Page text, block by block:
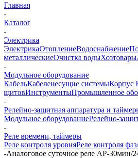
Главная
-
Каталог
-
Электрика
ЭлектрикаОтоплениеВодоснабжение
металлическиеОчистка водыХозтовары
-
Модульное оборудование
КабельКабеленесущие системыКорпус
щитовИнструментыПромышленное
-
Релейно-защитная аппаратура и
Модульное оборудованиеРелейно-
-
Реле времени, таймеры
Реле контроля уровняРеле контроля
-Аналоговое суточное реле АР-30мин/